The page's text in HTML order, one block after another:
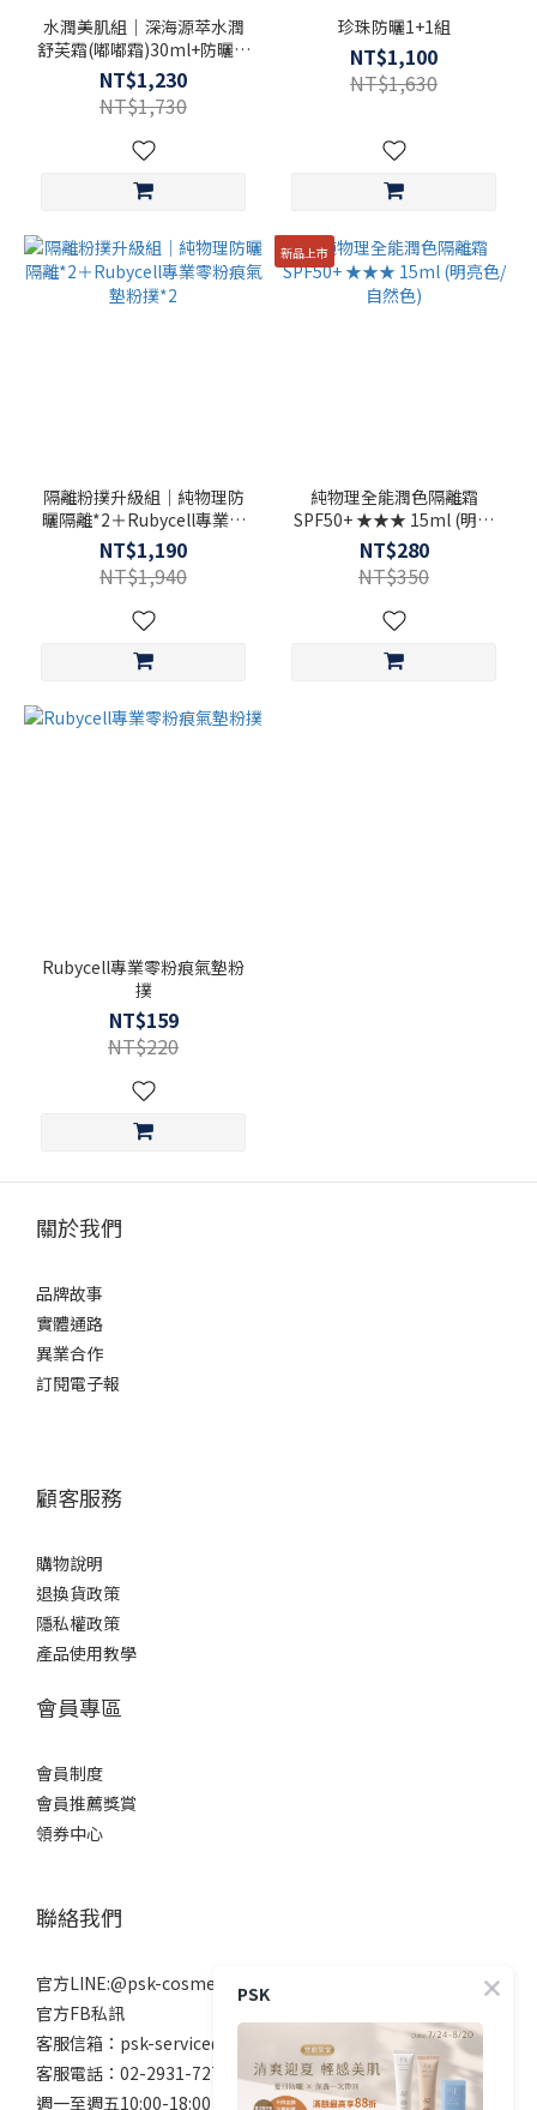
水潤美肌組｜深海源萃水潤
舒芙霜(嘟嘟霜)30ml+防曬隔
離
NT$1,230
NT$1,730
珍珠防曬1+1組
NT$1,100
NT$1,630
隔離粉撲升級組｜純物理防
曬隔離*2＋Rubycell專業零
粉痕氣墊粉撲*2
NT$1,190
NT$1,940
新品上市
純物理全能潤色隔離霜
SPF50+ ★★★ 15ml (明亮
色/自然色)
NT$280
NT$350
Rubycell專業零粉痕氣墊粉
撲
NT$159
NT$220
關於我們
品牌故事
實體通路
異業合作
訂閱電子報
顧客服務
購物說明
退換貨政策
隱私權政策
產品使用教學
會員專區
會員制度
會員推薦獎賞
領券中心
聯絡我們
官方LINE:@psk-cosmetic
官方FB私訊
客服信箱：psk-service@beanne.com.tw
客服電話：02-2931-7272
週一至週五10:00-18:00 例假日除外
PSK